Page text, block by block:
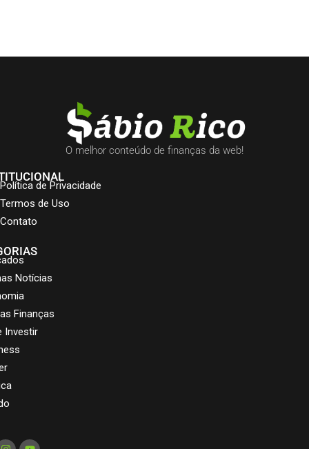
O melhor conteúdo de finanças da web!
Política de Privacidade
Termos de Uso
Contato
Notícias
Finanças
Investir